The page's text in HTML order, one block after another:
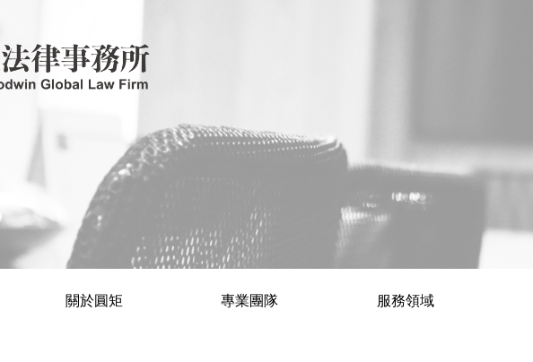
關於圓矩 專業團隊 服務領域